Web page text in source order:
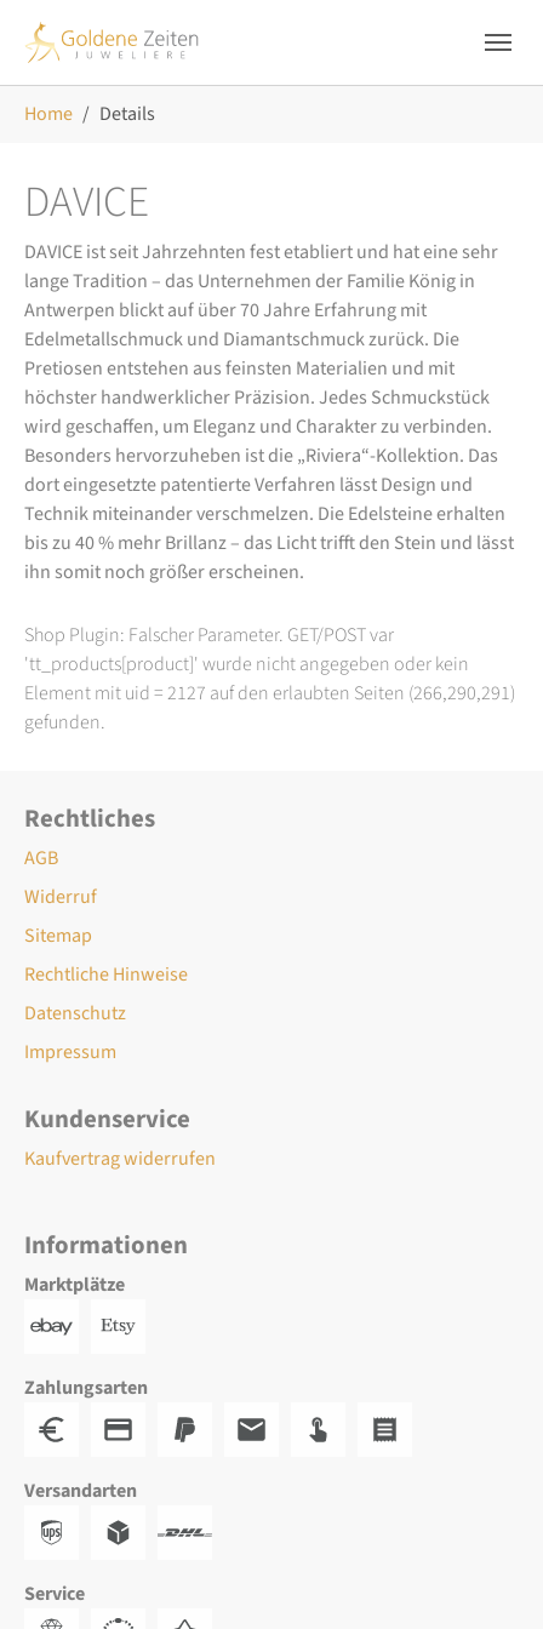
Home Details
DAVICE
DAVICE ist seit Jahrzehnten fest etabliert und hat eine sehr
lange Tradition – das Unternehmen der Familie König in
Antwerpen blickt auf über 70 Jahre Erfahrung mit
Edelmetallschmuck und Diamantschmuck zurück. Die
Pretiosen entstehen aus feinsten Materialien und mit
höchster handwerklicher Präzision. Jedes Schmuckstück
wird geschaffen, um Eleganz und Charakter zu verbinden.
Besonders hervorzuheben ist die „Riviera“-Kollektion. Das
dort eingesetzte patentierte Verfahren lässt Design und
Technik miteinander verschmelzen. Die Edelsteine erhalten
bis zu 40 % mehr Brillanz – das Licht trifft den Stein und lässt
ihn somit noch größer erscheinen.
Shop Plugin: Falscher Parameter. GET/POST var
'tt_products[product]' wurde nicht angegeben oder kein
Element mit uid = 2127 auf den erlaubten Seiten (266,290,291)
gefunden.
Rechtliches
AGB
Widerruf
Sitemap
Rechtliche Hinweise
Datenschutz
Impressum
Kundenservice
Kaufvertrag widerrufen
Informationen
Marktplätze
Zahlungsarten
Versandarten
Service